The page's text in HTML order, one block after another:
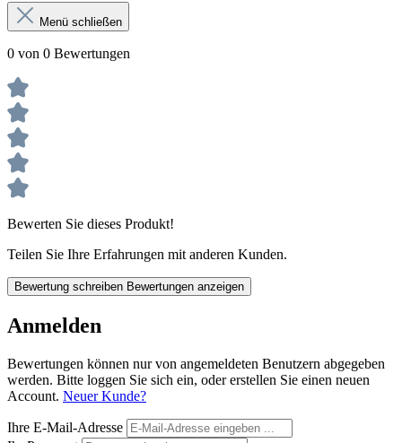
Menü schließen
0 von 0 Bewertungen
Bewerten Sie dieses Produkt!
Teilen Sie Ihre Erfahrungen mit anderen Kunden.
Bewertung schreiben Bewertungen anzeigen
Anmelden
Bewertungen können nur von angemeldeten Benutzern abgegeben
werden. Bitte loggen Sie sich ein, oder erstellen Sie einen neuen
Account. Neuer Kunde?
Ihre E-Mail-Adresse